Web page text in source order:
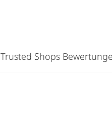
Trusted Shops